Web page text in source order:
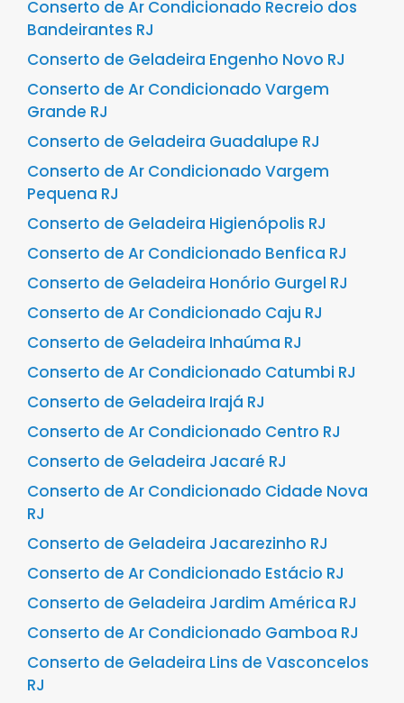
Conserto de Ar Condicionado Recreio dos
Bandeirantes RJ
Conserto de Geladeira Engenho Novo RJ
Conserto de Ar Condicionado Vargem
Grande RJ
Conserto de Geladeira Guadalupe RJ
Conserto de Ar Condicionado Vargem
Pequena RJ
Conserto de Geladeira Higienópolis RJ
Conserto de Ar Condicionado Benfica RJ
Conserto de Geladeira Honório Gurgel RJ
Conserto de Ar Condicionado Caju RJ
Conserto de Geladeira Inhaúma RJ
Conserto de Ar Condicionado Catumbi RJ
Conserto de Geladeira Irajá RJ
Conserto de Ar Condicionado Centro RJ
Conserto de Geladeira Jacaré RJ
Conserto de Ar Condicionado Cidade Nova
RJ
Conserto de Geladeira Jacarezinho RJ
Conserto de Ar Condicionado Estácio RJ
Conserto de Geladeira Jardim América RJ
Conserto de Ar Condicionado Gamboa RJ
Conserto de Geladeira Lins de Vasconcelos
RJ